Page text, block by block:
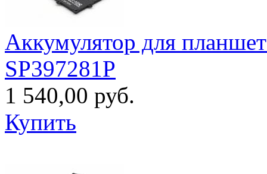
Аккумулятор для
SP397281P
1 540,00 руб.
Купить